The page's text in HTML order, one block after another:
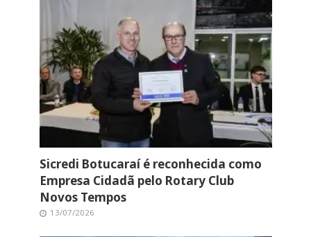
Sicredi Botucaraí é reconhecida como
Empresa Cidadã pelo Rotary Club
Novos Tempos
13/07/2026